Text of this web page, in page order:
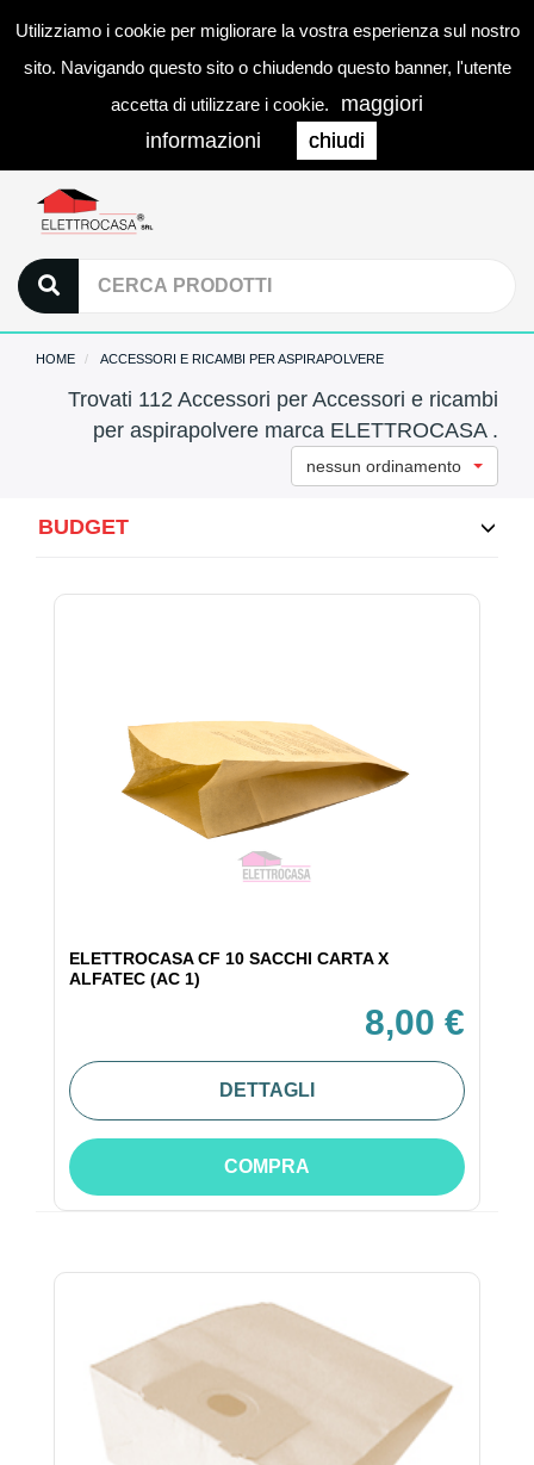
Utilizziamo i cookie per migliorare la vostra esperienza sul nostro
sito. Navigando questo sito o chiudendo questo banner, l'utente
accetta di utilizzare i cookie.
maggiori
informazioni
chiudi
0
HOME ACCESSORI E RICAMBI PER ASPIRAPOLVERE
Trovati 112 Accessori per Accessori e ricambi
per aspirapolvere marca ELETTROCASA .
nessun ordinamento
BUDGET
ELETTROCASA CF 10 SACCHI CARTA X
ALFATEC (AC 1)
8,00 €
DETTAGLI
COMPRA